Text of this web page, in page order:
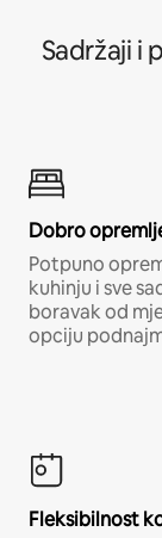
Sadržaji i
Dobro
Potpuno
kuhinju i sve
boravak od
opciju
Fleksibilnost